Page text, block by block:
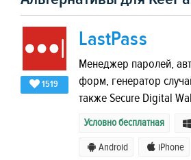
1519
LastPass
Менеджер паролей,
форм, генератор
также Secure Digital
Условно бесплатная
Android iPhone